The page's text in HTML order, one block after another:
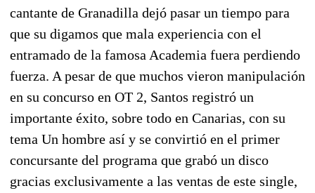
cantante de Granadilla dejó pasar un tiempo para
que su digamos que mala experiencia con el
entramado de la famosa Academia fuera perdiendo
fuerza. A pesar de que muchos vieron manipulación
en su concurso en OT 2, Santos registró un
importante éxito, sobre todo en Canarias, con su
tema Un hombre así y se convirtió en el primer
concursante del programa que grabó un disco
gracias exclusivamente a las ventas de este single,